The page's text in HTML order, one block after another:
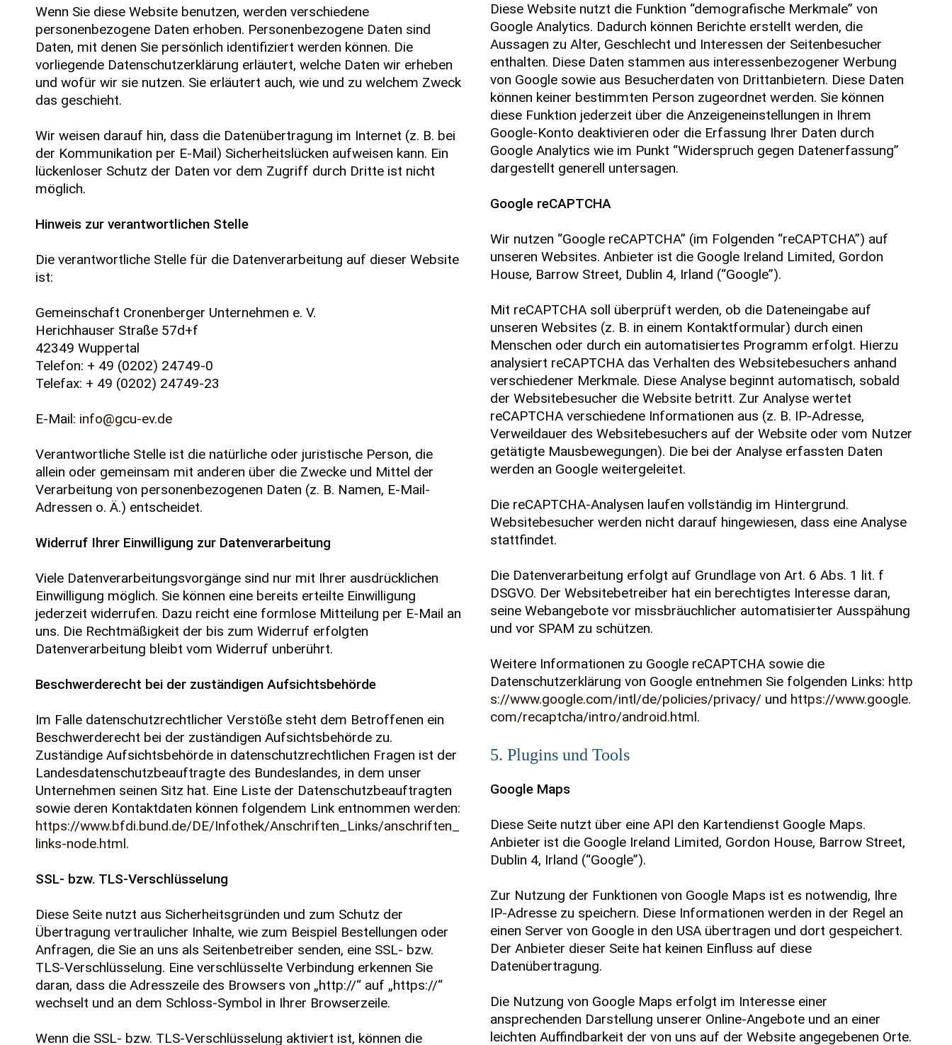
Wenn Sie diese Website benutzen, werden verschiedene
personenbezogene Daten erhoben. Personenbezogene Daten sind
Daten, mit denen Sie persönlich identifiziert werden können. Die
vorliegende Datenschutzerklärung erläutert, welche Daten wir erheben
und wofür wir sie nutzen. Sie erläutert auch, wie und zu welchem Zweck
das geschieht.
Wir weisen darauf hin, dass die Datenübertragung im Internet (z. B. bei
der Kommunikation per E-Mail) Sicherheitslücken aufweisen kann. Ein
lückenloser Schutz der Daten vor dem Zugriff durch Dritte ist nicht
möglich.
Hinweis zur verantwortlichen Stelle
Die verantwortliche Stelle für die Datenverarbeitung auf dieser Website
ist:
Gemeinschaft Cronenberger Unternehmen e. V.
Herichhauser Straße 57d+f
42349 Wuppertal
Telefon: + 49 (0202) 24749-0
Telefax: + 49 (0202) 24749-23
E-Mail: info@gcu-ev.de
Verantwortliche Stelle ist die natürliche oder juristische Person, die
allein oder gemeinsam mit anderen über die Zwecke und Mittel der
Verarbeitung von personenbezogenen Daten (z. B. Namen, E-Mail-
Adressen o. Ä.) entscheidet.
Widerruf Ihrer Einwilligung zur Datenverarbeitung
Viele Datenverarbeitungsvorgänge sind nur mit Ihrer ausdrücklichen
Einwilligung möglich. Sie können eine bereits erteilte Einwilligung
jederzeit widerrufen. Dazu reicht eine formlose Mitteilung per E-Mail an
uns. Die Rechtmäßigkeit der bis zum Widerruf erfolgten
Datenverarbeitung bleibt vom Widerruf unberührt.
Beschwerderecht bei der zuständigen Aufsichtsbehörde
Im Falle datenschutzrechtlicher Verstöße steht dem Betroffenen ein
Beschwerderecht bei der zuständigen Aufsichtsbehörde zu.
Zuständige Aufsichtsbehörde in datenschutzrechtlichen Fragen ist der
Landesdatenschutzbeauftragte des Bundeslandes, in dem unser
Unternehmen seinen Sitz hat. Eine Liste der Datenschutzbeauftragten
sowie deren Kontaktdaten können folgendem Link entnommen werden:
https://www.bfdi.bund.de/DE/Infothek/Anschriften_Links/anschriften_
links-node.html.
SSL- bzw. TLS-Verschlüsselung
Diese Seite nutzt aus Sicherheitsgründen und zum Schutz der
Übertragung vertraulicher Inhalte, wie zum Beispiel Bestellungen oder
Anfragen, die Sie an uns als Seitenbetreiber senden, eine SSL- bzw.
TLS-Verschlüsselung. Eine verschlüsselte Verbindung erkennen Sie
daran, dass die Adresszeile des Browsers von „http://“ auf „https://“
wechselt und an dem Schloss-Symbol in Ihrer Browserzeile.
Wenn die SSL- bzw. TLS-Verschlüsselung aktiviert ist, können die
Diese Website nutzt die Funktion “demografische Merkmale” von
Google Analytics. Dadurch können Berichte erstellt werden, die
Aussagen zu Alter, Geschlecht und Interessen der Seitenbesucher
enthalten. Diese Daten stammen aus interessenbezogener Werbung
von Google sowie aus Besucherdaten von Drittanbietern. Diese Daten
können keiner bestimmten Person zugeordnet werden. Sie können
diese Funktion jederzeit über die Anzeigeneinstellungen in Ihrem
Google-Konto deaktivieren oder die Erfassung Ihrer Daten durch
Google Analytics wie im Punkt “Widerspruch gegen Datenerfassung”
dargestellt generell untersagen.
Google reCAPTCHA
Wir nutzen “Google reCAPTCHA” (im Folgenden “reCAPTCHA”) auf
unseren Websites. Anbieter ist die Google Ireland Limited, Gordon
House, Barrow Street, Dublin 4, Irland (“Google”).
Mit reCAPTCHA soll überprüft werden, ob die Dateneingabe auf
unseren Websites (z. B. in einem Kontaktformular) durch einen
Menschen oder durch ein automatisiertes Programm erfolgt. Hierzu
analysiert reCAPTCHA das Verhalten des Websitebesuchers anhand
verschiedener Merkmale. Diese Analyse beginnt automatisch, sobald
der Websitebesucher die Website betritt. Zur Analyse wertet
reCAPTCHA verschiedene Informationen aus (z. B. IP-Adresse,
Verweildauer des Websitebesuchers auf der Website oder vom Nutzer
getätigte Mausbewegungen). Die bei der Analyse erfassten Daten
werden an Google weitergeleitet.
Die reCAPTCHA-Analysen laufen vollständig im Hintergrund.
Websitebesucher werden nicht darauf hingewiesen, dass eine Analyse
stattfindet.
Die Datenverarbeitung erfolgt auf Grundlage von Art. 6 Abs. 1 lit. f
DSGVO. Der Websitebetreiber hat ein berechtigtes Interesse daran,
seine Webangebote vor missbräuchlicher automatisierter Ausspähung
und vor SPAM zu schützen.
Weitere Informationen zu Google reCAPTCHA sowie die
Datenschutzerklärung von Google entnehmen Sie folgenden Links: http
s://www.google.com/intl/de/policies/privacy/und https://www.google.
com/recaptcha/intro/android.html.
5. Plugins und Tools
Google Maps
Diese Seite nutzt über eine API den Kartendienst Google Maps.
Anbieter ist die Google Ireland Limited, Gordon House, Barrow Street,
Dublin 4, Irland (“Google”).
Zur Nutzung der Funktionen von Google Maps ist es notwendig, Ihre
IP-Adresse zu speichern. Diese Informationen werden in der Regel an
einen Server von Google in den USA übertragen und dort gespeichert.
Der Anbieter dieser Seite hat keinen Einfluss auf diese
Datenübertragung.
Die Nutzung von Google Maps erfolgt im Interesse einer
ansprechenden Darstellung unserer Online-Angebote und an einer
leichten Auffindbarkeit der von uns auf der Website angegebenen Orte.